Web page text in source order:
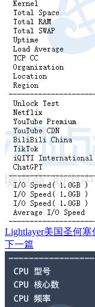
Lightlayer美国圣何
下一篇